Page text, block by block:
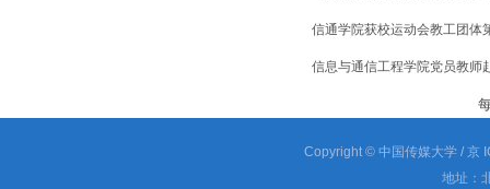
信通学院获校运动会教工团体
信息与通信工程学院党员教师
Copyright © 中国传媒大学 / 京
地址：